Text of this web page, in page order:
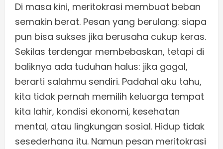
Di masa kini, meritokrasi membuat beban
semakin berat. Pesan yang berulang: siapa
pun bisa sukses jika berusaha cukup keras.
Sekilas terdengar membebaskan, tetapi di
baliknya ada tuduhan halus: jika gagal,
berarti salahmu sendiri. Padahal aku tahu,
kita tidak pernah memilih keluarga tempat
kita lahir, kondisi ekonomi, kesehatan
mental, atau lingkungan sosial. Hidup tidak
sesederhana itu. Namun pesan meritokrasi